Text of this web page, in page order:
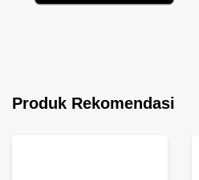
Produk Rekomendasi